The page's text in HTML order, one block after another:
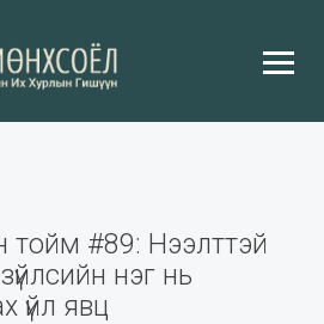
тойм #89: Нээлттэй
нэг нь
үйл явц